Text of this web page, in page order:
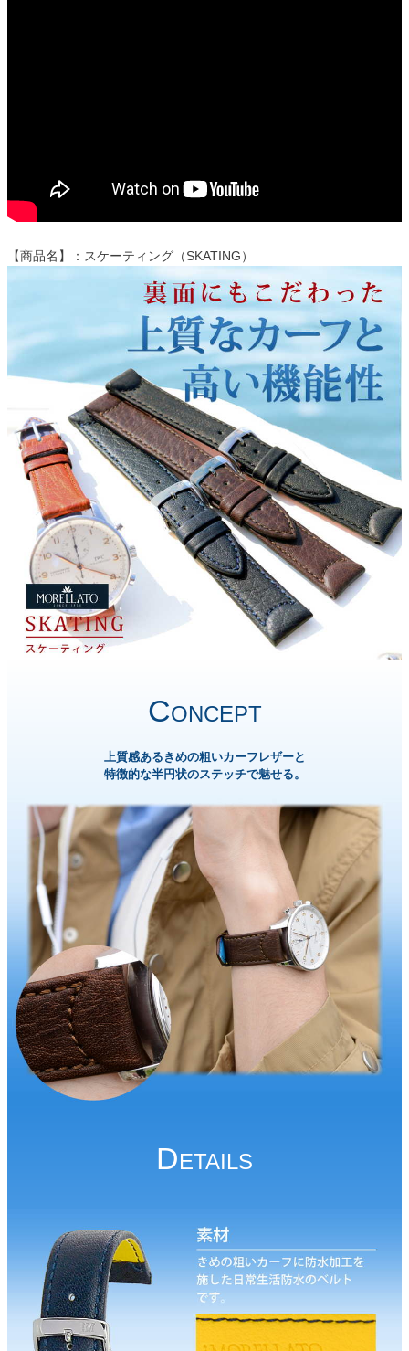
【商品名】：スケーティング（SKATING）
CONCEPT
上質感あるきめの粗いカーフレザーと
特徴的な半円状のステッチで魅せる。
DETAILS